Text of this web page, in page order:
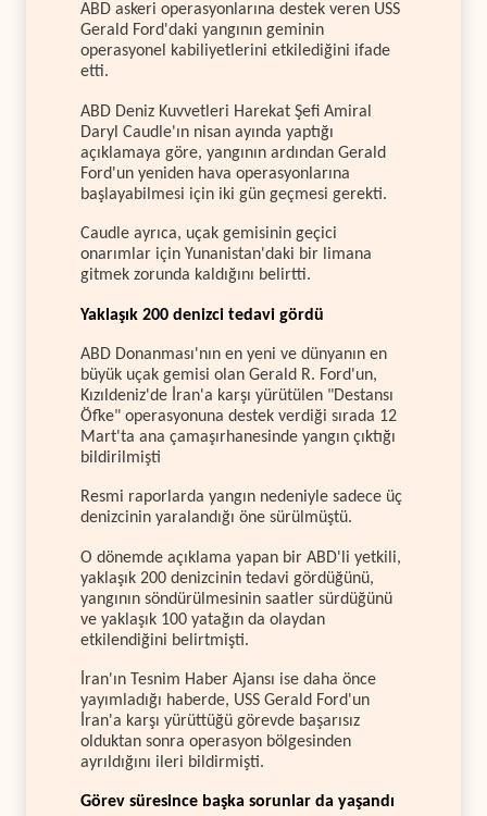
ABD askeri operasyonlarına destek veren USS
Gerald Ford'daki yangının geminin
operasyonel kabiliyetlerini etkilediğini ifade
etti.
ABD Deniz Kuvvetleri Harekat Şefi Amiral
Daryl Caudle'ın nisan ayında yaptığı
açıklamaya göre, yangının ardından Gerald
Ford'un yeniden hava operasyonlarına
başlayabilmesi için iki gün geçmesi gerekti.
Caudle ayrıca, uçak gemisinin geçici
onarımlar için Yunanistan'daki bir limana
gitmek zorunda kaldığını belirtti.
Yaklaşık 200 denizci tedavi gördü
ABD Donanması'nın en yeni ve dünyanın en
büyük uçak gemisi olan Gerald R. Ford'un,
Kızıldeniz'de İran'a karşı yürütülen "Destansı
Öfke" operasyonuna destek verdiği sırada 12
Mart'ta ana çamaşırhanesinde yangın çıktığı
bildirilmişti
Resmi raporlarda yangın nedeniyle sadece üç
denizcinin yaralandığı öne sürülmüştü.
O dönemde açıklama yapan bir ABD'li yetkili,
yaklaşık 200 denizcinin tedavi gördüğünü,
yangının söndürülmesinin saatler sürdüğünü
ve yaklaşık 100 yatağın da olaydan
etkilendiğini belirtmişti.
İran'ın Tesnim Haber Ajansı ise daha önce
yayımladığı haberde, USS Gerald Ford'un
İran'a karşı yürüttüğü görevde başarısız
olduktan sonra operasyon bölgesinden
ayrıldığını ileri bildirmişti.
Görev süresince başka sorunlar da yaşandı